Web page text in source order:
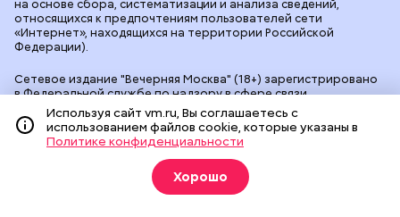
Сетевое издание "Вечерняя Москва" (18+) зарегистрировано
в Федеральной службе по надзору в сфере связи,
информационных технологий и массовых коммуникаций
(Роскомнадзор). Свидетельство о регистрации ЭЛ № ФС 77 -
90524 от 09.12.2025. Учредитель: АО "Редакция газеты
"Вечерняя Москва". Главный редакторvm.ru
Геннадьевич Глуходедов. Адрес редакции: 127015, г.Москва,
Бумажный пр-д, д. 14, стр. 2. Телефон:
+7(499)557-04-24
. Почта для связи с редакцией сайта:
на основе сбора, систематизации и анализа сведений,
относящихся к предпочтениям пользователей сети
«Интернет», находящихся на территории Российской
Федерации).
Используя сайт vm.ru, Вы соглашаетесь с
использованием файлов cookie, которые указаны в
Политике конфиденциальности
Хорошо